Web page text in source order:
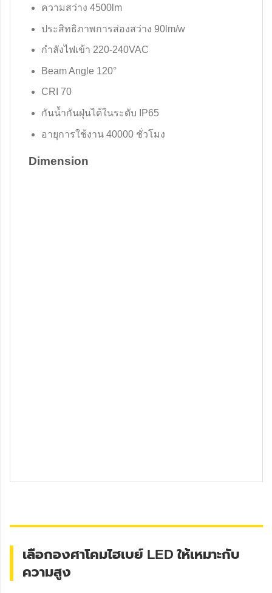
ความสว่าง 4500lm
ประสิทธิภาพการส่องสว่าง 90lm/w
กำลังไฟเข้า 220-240VAC
Beam Angle 120°
CRI 70
กันน้ำกันฝุ่นได้ในระดับ IP65
อายุการใช้งาน 40000 ชั่วโมง
Dimension
เลือกองศาโคมไฮเบย์ LED ให้เหมาะกับ
ความสูง